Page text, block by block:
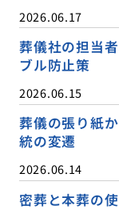
2026.06.17
葬儀社の担当
ブル防止策
2026.06.15
葬儀の張り紙
統の変遷
2026.06.14
密葬と本葬の